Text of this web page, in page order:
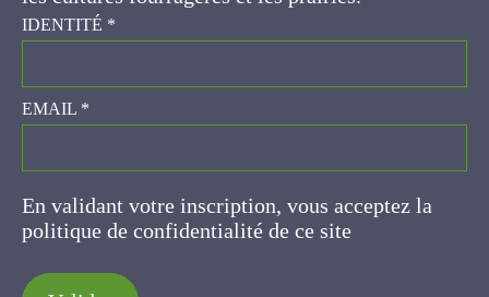
IDENTITÉ*
EMAIL*
En validant votre inscription, vous acceptez la
politique de confidentialité de ce site